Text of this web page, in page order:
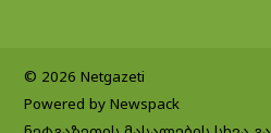
© 2026 Netgazeti
Powered by Newspack